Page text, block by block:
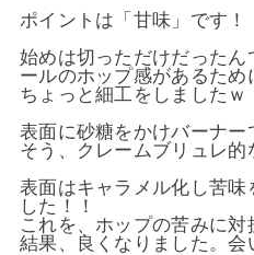
ポイントは「甘味」です！
始めは切っただけだった
ールのホップ感があるため
ちょっと細工をしましたｗ
表面に砂糖をかけバーナー
そう、クレームブリュレ的
表面はキャラメル化し苦味
した！！
これを、ホップの苦みに対
結果、良くなりました。会